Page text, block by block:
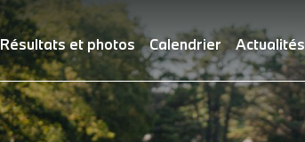
Résultats et photos Calendrier Actualités